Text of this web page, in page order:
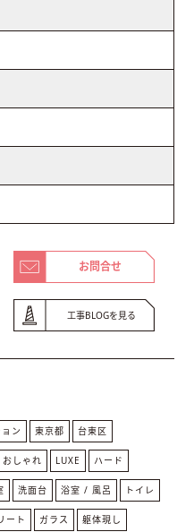
お問合せ
工事BLOGを見る
ン 東京都 台東区
おしゃれ LUXE ハード
洗面台 浴室 / 風呂 トイレ
ート ガラス 躯体現し